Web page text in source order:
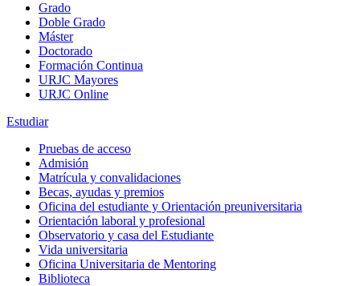
Grado
Doble Grado
Máster
Doctorado
Formación Continua
URJC Mayores
URJC Online
Estudiar
Pruebas de acceso
Admisión
Matrícula y convalidaciones
Becas, ayudas y premios
Oficina del estudiante y Orientación preuniversitaria
Orientación laboral y profesional
Observatorio y casa del Estudiante
Vida universitaria
Oficina Universitaria de Mentoring
Biblioteca